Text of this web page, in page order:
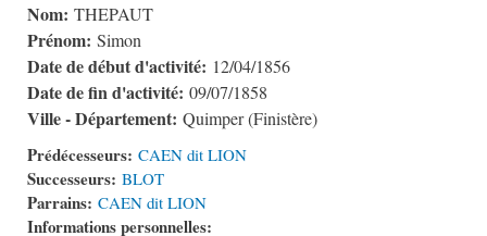
Nom: THEPAUT
Prénom: Simon
Date de début d'activité: 12/04/1856
Date de fin d'activité: 09/07/1858
Ville - Département: Quimper (Finistère)
Prédécesseurs: CAEN dit LION
Successeurs: BLOT
Parrains: CAEN dit LION
Informations personnelles: